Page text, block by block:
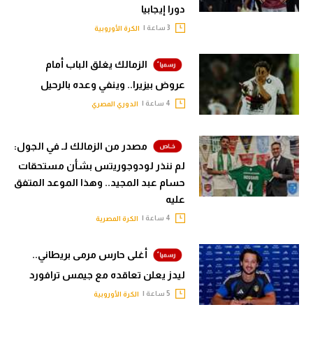
دورا إيجابيا
الكرة الأوروبية
الزمالك يغلق الباب أمام
عروض بيزيرا.. وينفي وعده بالرحيل
الدوري المصري
مصدر من الزمالك لـ في الجول:
لم ننذر لودوجوريتس بشأن مستحقات
حسام عبد المجيد.. وهذا الموعد المتفق
عليه
الكرة المصرية
أغلى حارس مرمى بريطاني..
ليدز يعلن تعاقده مع جيمس ترافورد
الكرة الأوروبية